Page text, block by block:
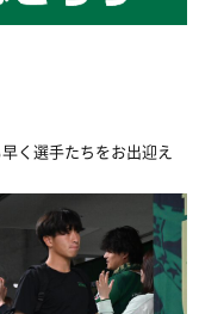
く選手たちをお出迎え